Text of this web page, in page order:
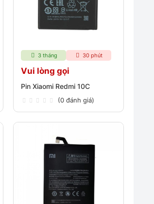
3 tháng 30 phút
Vui lòng gọi
Pin Xiaomi Redmi 10C
(0 đánh giá)